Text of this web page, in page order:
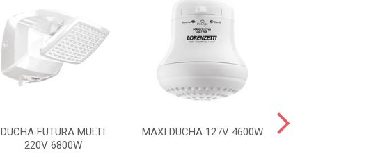
DUCHA FUTURA MULTI
220V 6800W
MAXI DUCHA 127V 4600W